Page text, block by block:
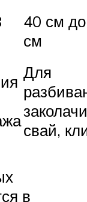
40 см
см
Для
свай,
в